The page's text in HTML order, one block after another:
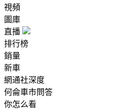
視頻
圖庫
直播
排行榜
銷量
新車
網通社深度
何侖車市問答
你怎么看